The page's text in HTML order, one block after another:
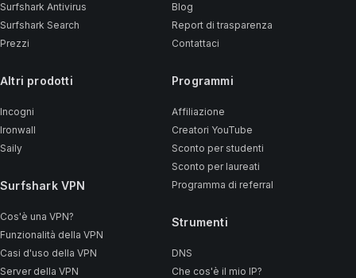
Surfshark Antivirus
Surfshark Search
Prezzi
Altri prodotti
Incogni
Ironwall
Saily
Surfshark VPN
Cos'è una VPN?
Funzionalità della VPN
Casi d'uso della VPN
Server della VPN
Blog
Report di trasparenza
Contattaci
Programmi
Affiliazione
Creatori YouTube
Sconto per studenti
Sconto per laureati
Programma di referral
Strumenti
DNS
Che cos'è il mio IP?